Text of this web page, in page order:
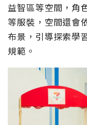
益智區等空間，角
等服裝，空間還會
布景，引導探索學
規範。